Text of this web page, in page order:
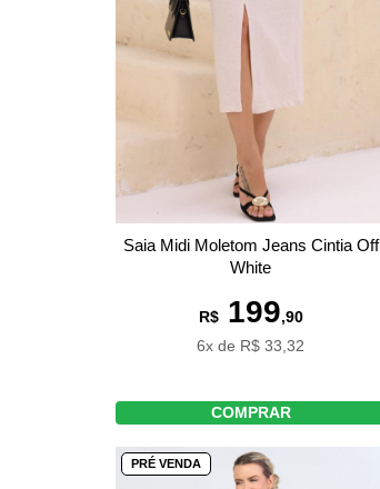
Saia Midi Moletom Jeans Cintia Off
White
R$199,90
6x de R$ 33,32
COMPRAR
PRÉ VENDA